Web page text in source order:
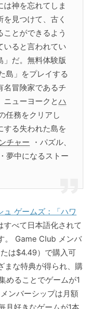
神を忘れてしま
見つけて、古く
とができるよう
いると言われてい
」だ。無料体験版
島」をプレイする
名冒険家であるチ
ニューヨークとハ
任務をクリアし
する失われた島を
チャー ・パズル、
・夢中になるストー
ュ ゲームズ：「ハワ
すべて日本語化されて
。 Game Club メンバ
は$4.49）で購入可
まな特典が得られ、購
めることでゲームが1
ンバーシップは月額